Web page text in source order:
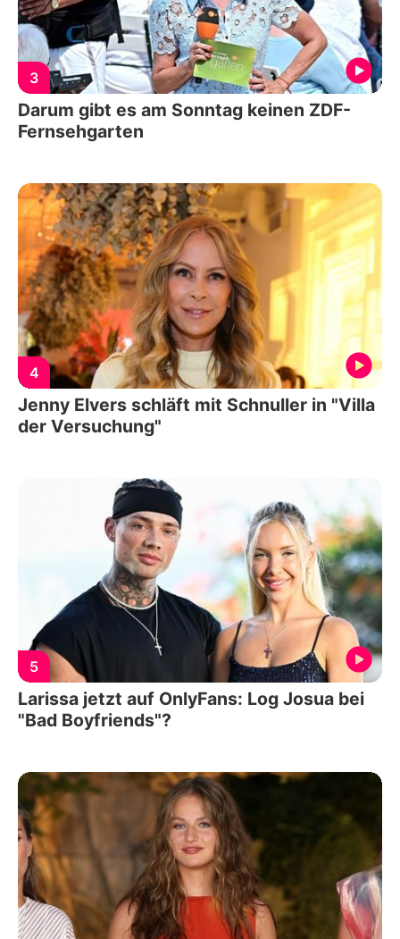
3
Darum gibt es am Sonntag keinen ZDF-
Fernsehgarten
4
Jenny Elvers schläft mit Schnuller in "Villa
der Versuchung"
5
Larissa jetzt auf OnlyFans: Log Josua bei
"Bad Boyfriends"?